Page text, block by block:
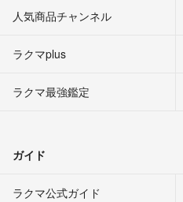
人気商品チャンネル
ラクマplus
ラクマ最強鑑定
ガイド
ラクマ公式ガイド